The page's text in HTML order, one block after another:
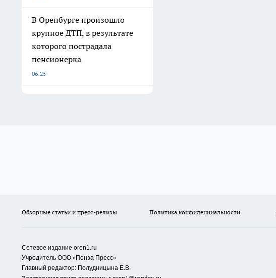
В Оренбурге произошло
крупное ДТП, в результате
которого пострадала
пенсионерка
06:25
Обзорные статьи и пресс-релизы Политика конфиденциальности
Сетевое издание oren1.ru
Учредитель ООО «Пенза Пресс»
Главный редактор: Полудницына Е.В.